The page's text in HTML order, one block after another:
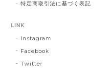
特定商取引法に基づく表記
LINK
Instagram
Facebook
Twitter